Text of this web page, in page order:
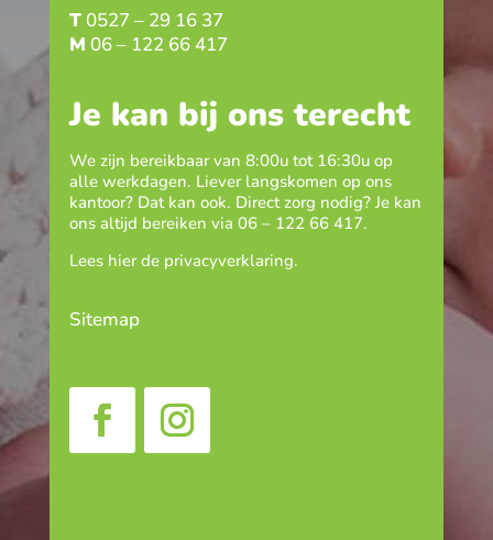
T 0527 – 29 16 37
M 06 – 122 66 417
Je kan bij ons terecht
We zijn bereikbaar van 8:00u tot 16:30u op
alle werkdagen. Liever langskomen op ons
kantoor? Dat kan ook. Direct zorg nodig? Je kan
ons altijd bereiken via 06 – 122 66 417.
Lees hier de privacyverklaring.
Sitemap